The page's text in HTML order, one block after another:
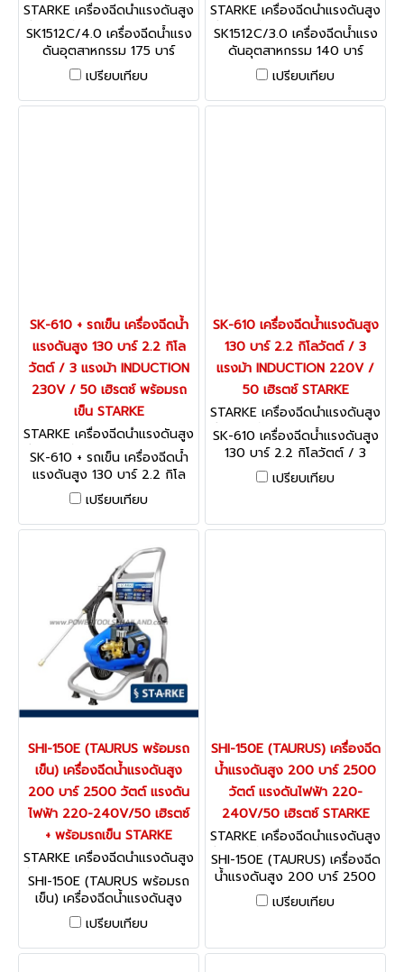
STARKE เครื่องฉีดน้ำแรงดันสูง
รุ่นงานหนัก / อุตสาหกรรม SK1
512C/4.0
SK1512C/4.0 เครื่องฉีดน้ำแรง
ดันอุตสาหกรรม 175 บาร์
มอเตอร์ 4 แรง 1450 รอบ/
นาที ไฟ 220V สายอัดฉีดแรง
ดันยาว 15 เมตร แบบรถเข็นล้อ
เปรียบเทียบ
STARKE เครื่องฉีดน้ำแรงดันสูง
รุ่นงานหนัก / อุตสาหกรรม SK1
512C/3.0
SK1512C/3.0 เครื่องฉีดน้ำแรง
ดันอุตสาหกรรม 140 บาร์
มอเตอร์ 3 แรง 1450 รอบ/นาที
ไฟ 220V สายอัดฉีดแรงดัน
ยาว 10 เมตร แบบรถเข็นล้อ
เปรียบเทียบ
SK-610 + รถเข็น เครื่องฉีดน้ำ
แรงดันสูง 130 บาร์ 2.2 กิโล
วัตต์ / 3 แรงม้า INDUCTION
230V / 50 เฮิรตช์ พร้อมรถ
เข็น STARKE
STARKE เครื่องฉีดน้ำแรงดันสูง
รุ่นงานหนัก / อุตสาหกรรม SK-
610 + รถเข็น
SK-610 + รถเข็น เครื่องฉีดน้ำ
แรงดันสูง 130 บาร์ 2.2 กิโล
วัตต์ / 3 แรงม้า INDUCTION
220V / 50 เฮิรตช์ พร้อมรถ
เข็น STARKE
เปรียบเทียบ
SK-610 เครื่องฉีดน้ำแรงดันสูง
130 บาร์ 2.2 กิโลวัตต์ / 3
แรงม้า INDUCTION 220V /
50 เฮิรตช์ STARKE
STARKE เครื่องฉีดน้ำแรงดันสูง
รุ่นงานหนัก / อุตสาหกรรม SK-
610
SK-610 เครื่องฉีดน้ำแรงดันสูง
130 บาร์ 2.2 กิโลวัตต์ / 3
แรงม้า INDUCTION 220V /
50 เฮิรตช์ STARKE
เปรียบเทียบ
SHI-150E (TAURUS พร้อมรถ
เข็น) เครื่องฉีดน้ำแรงดันสูง
200 บาร์ 2500 วัตต์ แรงดัน
ไฟฟ้า 220-240V/50 เฮิรตซ์
+ พร้อมรถเข็น STARKE
STARKE เครื่องฉีดน้ำแรงดันสูง
รุ่นงานหนัก / อุตสาหกรรม SHI-
150E (TAURUS พร้อมรถเข็น)
SHI-150E (TAURUS พร้อมรถ
เข็น) เครื่องฉีดน้ำแรงดันสูง
200 บาร์ 2500 วัตต์ แรงดัน
ไฟฟ้า 220-240V/50 เฮิรตซ์
+ พร้อมรถเข็น STARKE
เปรียบเทียบ
SHI-150E (TAURUS) เครื่องฉีด
น้ำแรงดันสูง 200 บาร์ 2500
วัตต์ แรงดันไฟฟ้า 220-
240V/50 เฮิรตซ์ STARKE
STARKE เครื่องฉีดน้ำแรงดันสูง
รุ่นงานหนัก / อุตสาหกรรม SHI-
150E (TAURUS)
SHI-150E (TAURUS) เครื่องฉีด
น้ำแรงดันสูง 200 บาร์ 2500
วัตต์ แรงดันไฟฟ้า 220-
240V/50 เฮิรตซ์ STARKE
เปรียบเทียบ